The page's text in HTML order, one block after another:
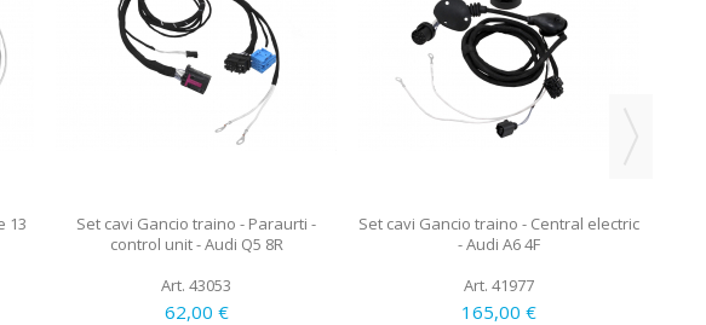
13
Set cavi Gancio traino - Paraurti -
control unit - Audi Q5 8R
Art. 43053
62,00 €
Set cavi Gancio traino - Central electric
- Audi A6 4F
Art. 41977
165,00 €